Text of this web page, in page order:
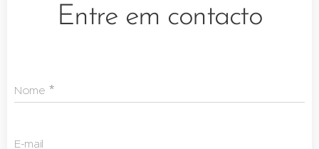
Entre em contacto
Nome
E-mail